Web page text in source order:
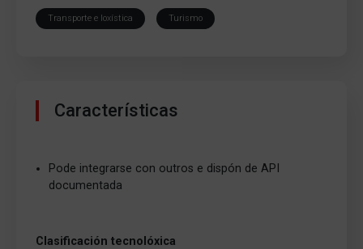
Transporte e loxística Turismo
Características
Pode integrarse con outros e dispón de API
documentada
Clasificación tecnolóxica